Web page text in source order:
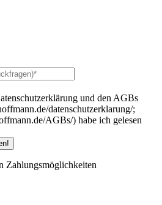
und den AGBs
datenschutzerklarung/;
AGBs/) habe ich gelesen
Zahlungsmöglichkeiten